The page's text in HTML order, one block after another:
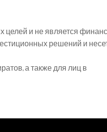
целей и не является
решений и
а также для лиц в